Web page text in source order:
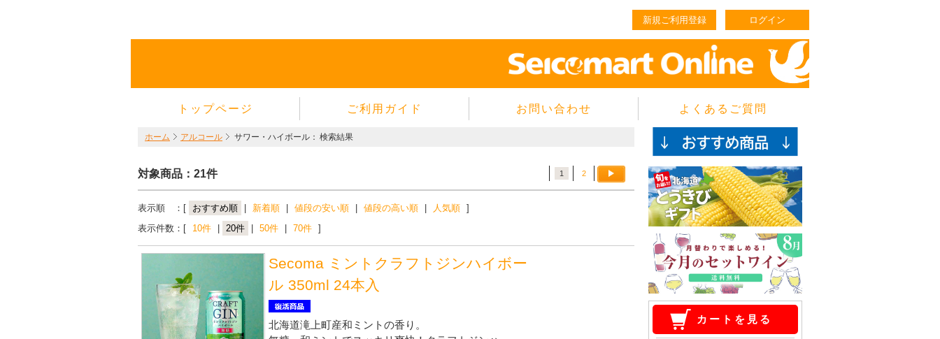
新規ご利用登録 ログイン
トップページ ご利用ガイド
当サイトについて
よくあるご質問
お問い合わせ よくあるご質問
ホーム アルコール サワー・ハイボール： 検索結果
対象商品：21件 1 2
表示順 ：[ おすすめ順 新着順 値段の安い順 値段の高い順 人気順 ]
表示件数：[
10件 20件 50件 70件 ]
Secoma ミントクラフトジンハイボー
ル 350ml 24本入
北海道滝上町産和ミントの香り。
カートを見る